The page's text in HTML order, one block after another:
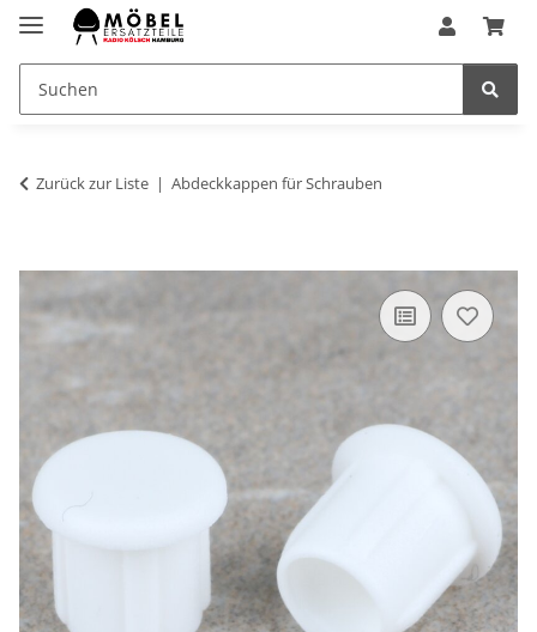
Zurück zur Liste Abdeckkappen für Schrauben